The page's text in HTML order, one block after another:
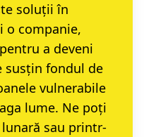
soluții în
o companie,
pentru a deveni
susțin fondul de
vulnerabile
lume. Ne poți
sau printr-